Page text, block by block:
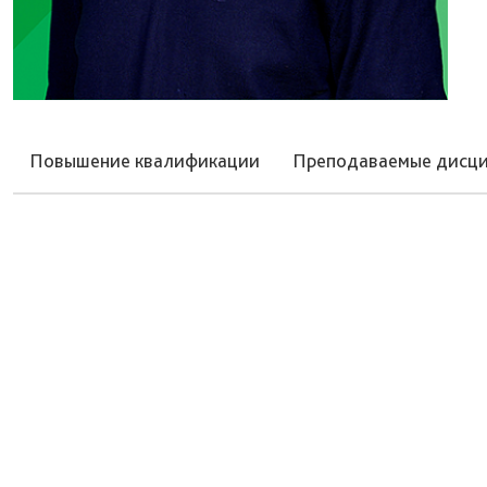
Повышение квалификации Преподаваемые